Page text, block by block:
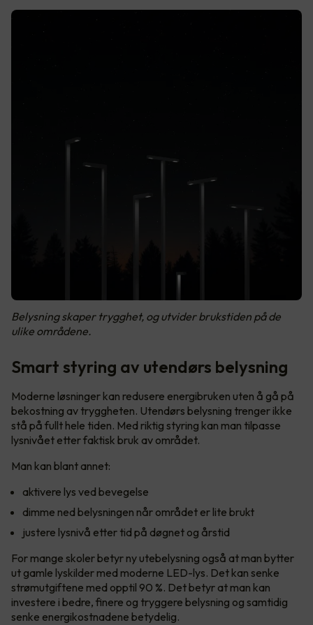
Belysning skaper trygghet, og utvider brukstiden på de
ulike områdene.
Smart styring av utendørs belysning
Moderne løsninger kan redusere energibruken uten å gå på
bekostning av tryggheten. Utendørs belysning trenger ikke
stå på fullt hele tiden. Med riktig styring kan man tilpasse
lysnivået etter faktisk bruk av området.
Man kan blant annet:
aktivere lys ved bevegelse
dimme ned belysningen når området er lite brukt
justere lysnivå etter tid på døgnet og årstid
For mange skoler betyr ny utebelysning også at man bytter
ut gamle lyskilder med moderne LED-lys. Det kan senke
strømutgiftene med opptil 90 %. Det betyr at man kan
investere i bedre, finere og tryggere belysning og samtidig
senke energikostnadene betydelig.